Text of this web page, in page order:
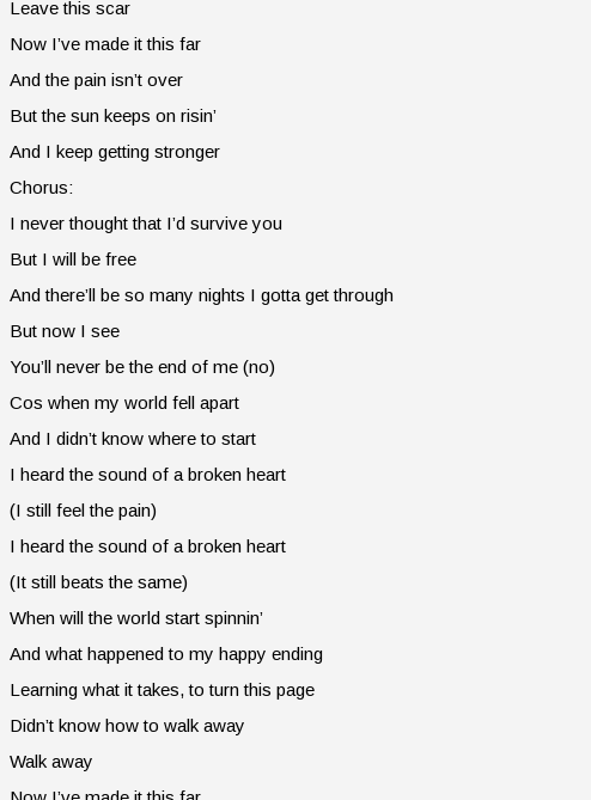
Leave this scar
Now I’ve made it this far
And the pain isn’t over
But the sun keeps on risin’
And I keep getting stronger
Chorus:
I never thought that I’d survive you
But I will be free
And there’ll be so many nights I gotta get through
But now I see
You’ll never be the end of me (no)
Cos when my world fell apart
And I didn’t know where to start
I heard the sound of a broken heart
(I still feel the pain)
I heard the sound of a broken heart
(It still beats the same)
When will the world start spinnin’
And what happened to my happy ending
Learning what it takes, to turn this page
Didn’t know how to walk away
Walk away